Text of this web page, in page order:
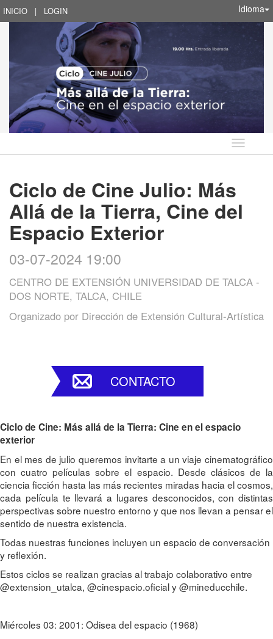
INICIO | LOGIN Idioma
Idioma
Ciclo de Cine Julio: Más
Allá de la Tierra, Cine del
Espacio Exterior
03-07-2024 19:00
CENTRO DE EXTENSIÓN UNIVERSIDAD DE TALCA -
DOS NORTE, TALCA, CHILE
Organizado por Dirección de Extensión Cultural-Artística
CONTACTO
Ciclo de Cine: Más allá de la Tierra: Cine en el espacio
exterior
En el mes de julio queremos invitarte a un viaje cinematográfico
con cuatro películas sobre el espacio. Desde clásicos de la
ciencia ficción hasta las más recientes miradas hacia el cosmos,
cada película te llevará a lugares desconocidos, con distintas
perspectivas sobre nuestro entorno y que nos llevan a pensar el
sentido de nuestra existencia.
Todas nuestras funciones incluyen un espacio de conversación
y reflexión.
Estos ciclos se realizan gracias al trabajo colaborativo entre
@extension_utalca, @cinespacio.oficial y @mineducchile.
Miércoles 03: 2001: Odisea del espacio (1968)